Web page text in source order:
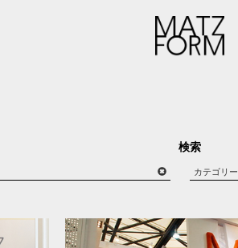
検索
カテゴリー